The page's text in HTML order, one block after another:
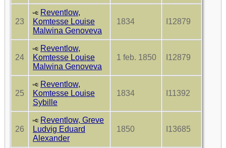
23
Reventlow,
Komtesse Louise
Malwina Genoveva
1834 I12879
24
Reventlow,
Komtesse Louise
Malwina Genoveva
1 feb. 1850 I12879
25
Reventlow,
Komtesse Louise
Sybille
1834 I11392
26
Reventlow, Greve
Ludvig Eduard
Alexander
1850 I13685